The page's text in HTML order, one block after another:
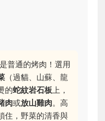
普通的烤肉！選用
（過貓、山蘇、龍
的蛇紋岩石板上，
肉或放山雞肉。高
住，野菜的清香與